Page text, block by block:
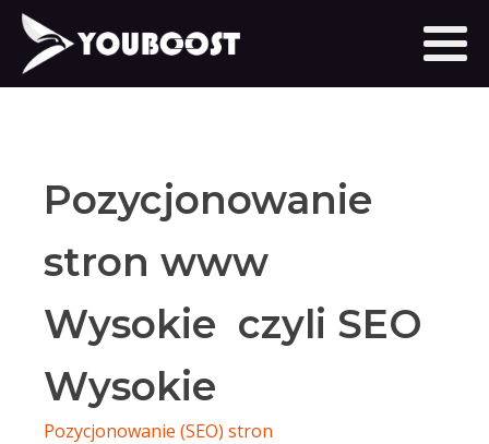
Pozycjonowanie
stron www
Wysokie czyli SEO
Wysokie
Pozycjonowanie (SEO) stron